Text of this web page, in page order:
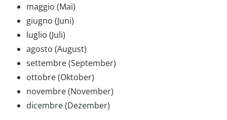
maggio (Mai)
giugno (Juni)
luglio (Juli)
agosto (August)
settembre (September)
ottobre (Oktober)
novembre (November)
dicembre (Dezember)